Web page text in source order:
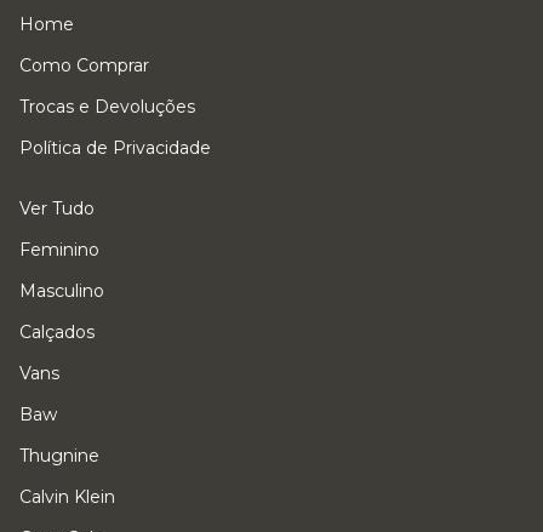
Home
Como Comprar
Trocas e Devoluções
Política de Privacidade
Ver Tudo
Feminino
Masculino
Calçados
Vans
Baw
Thugnine
Calvin Klein